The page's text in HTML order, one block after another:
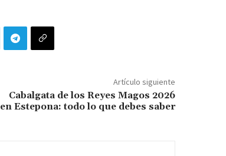
Artículo siguiente
Cabalgata de los Reyes Magos 2026
en Estepona: todo lo que debes saber